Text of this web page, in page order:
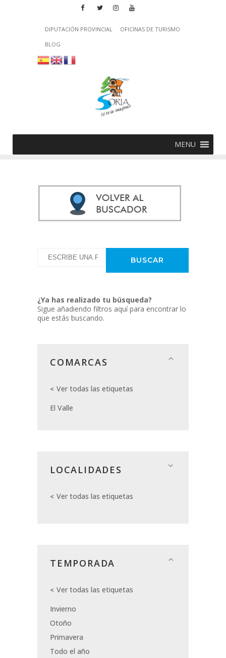
DIPUTACIÓN PROVINCIAL
OFICINAS DE TURISMO
BLOG
MENU
¿Ya has realizado tu búsqueda?
Sigue añadiendo filtros aquí para encontrar lo
que estás buscando.
COMARCAS
Ver todas las etiquetas
El Valle
LOCALIDADES
Ver todas las etiquetas
TEMPORADA
Ver todas las etiquetas
Invierno
Otoño
Primavera
Todo el año